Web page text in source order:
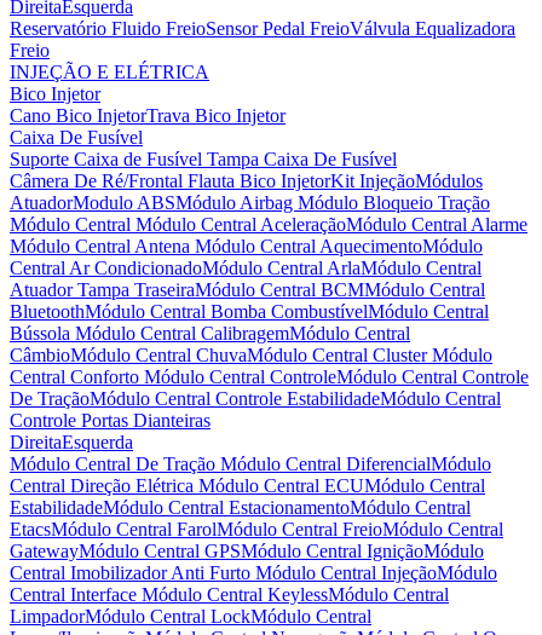
DireitaEsquerda
Reservatório Fluido FreioSensor Pedal FreioVálvula Equalizadora
Freio
INJEÇÃO E ELÉTRICA
Bico Injetor
Cano Bico InjetorTrava Bico Injetor
Caixa De Fusível
Suporte Caixa de Fusível Tampa Caixa De Fusível
Câmera De Ré/Frontal Flauta Bico InjetorKit InjeçãoMódulos
AtuadorModulo ABSMódulo Airbag Módulo Bloqueio Tração
Módulo Central Módulo Central AceleraçãoMódulo Central Alarme
Módulo Central Antena Módulo Central AquecimentoMódulo
Central Ar CondicionadoMódulo Central ArlaMódulo Central
Atuador Tampa TraseiraMódulo Central BCMMódulo Central
BluetoothMódulo Central Bomba CombustívelMódulo Central
Bússola Módulo Central CalibragemMódulo Central
CâmbioMódulo Central ChuvaMódulo Central ClusterMódulo
Central Conforto Módulo Central ControleMódulo Central Controle
De TraçãoMódulo Central Controle EstabilidadeMódulo Central
Controle Portas Dianteiras
DireitaEsquerda
Módulo Central De Tração Módulo Central DiferencialMódulo
Central Direção Elétrica Módulo Central ECUMódulo Central
EstabilidadeMódulo Central EstacionamentoMódulo Central
EtacsMódulo Central FarolMódulo Central FreioMódulo Central
GatewayMódulo Central GPSMódulo Central IgniçãoMódulo
Central Imobilizador Anti Furto Módulo Central InjeçãoMódulo
Central Interface Módulo Central KeylessMódulo Central
LimpadorMódulo Central LockMódulo Central